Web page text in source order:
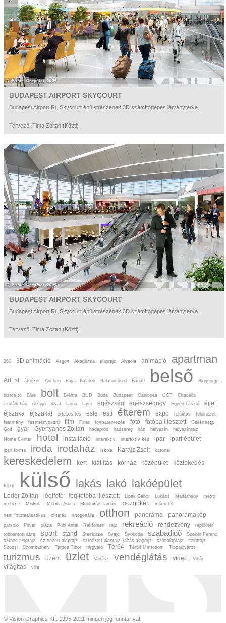
BUDAPEST AIRPORT SKYCOURT
Budapest Airport Rt. Skycourt épületrészének 3D számítógépes látványterve.
Tervező: Tima Zoltán (Közti)
BUDAPEST AIRPORT SKYCOURT
Budapest Airport Rt. Skycourt épületrészének 3D számítógépes látványterve.
Tervező: Tima Zoltán (Közti)
360 3D animáció Aegon Akadémia alaprajz Alveola animáció apartman
Art1st átnézet Auchan Baja Balaton Balatonfüred Bánáti belső Biggeorge
biztosító Blue bolt Bréma BUD Buda Budapest Casiopea CGT
Citadella
családi ház
design divat Duna Dyer egészség egészségügy Egyed László
éjjel
éjszaka
éjszakai értékesítés este esti étterem expo felújítás
felülnézet
festmény
festményszerű film Finta formatervezés fotó fotóba illesztett
Gellérthegy
Golf
gyár Gyertyános Zoltán hadapród hadsereg ház helyszín
helyszínrajz
Home Center
hotel installáció interaktív interaktív kép ipar ipari épület
ipari forma iroda irodaház iskola Karajz Zsolt katonai
kereskedelem kert kiállítás kórház középület közlekedés
Közti külső lakás lakó lakóépület
Léder Zoltán légifotó légifotóba illesztett Lipák Gábor Lukács Madárhegy
metro
metszet
Miskolc Mobilia Artica Moldován Tamás mozgókép műemlék
nem fotorealisztikus oktatás ortogonális otthon panoráma panorámakép
parkoló Pitvar pláza Puhl Antal Raiffeisen rajz rekreáció rendezvény
repülőtér
robbantott ábra
sport stand Steelcase Svájc Svoboda szabadidő
Szekér Ferenc
színes alaprajz
színezett alaprajz színezett alaprajz. lakás alaprajz szintalaprajz
szintrajz
Szocsi
Szombathely Tardos Tibor tárgyaló Tér64 Tér64 Metrodom Tiszaújváros
turizmus üzem üzlet Vadász vendéglátás video Vikár
világítás villa
© Vision Graphics Kft. 1995-2011 minden jog fenntartva!